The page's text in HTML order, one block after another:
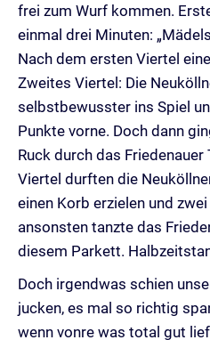
frei zum Wurf kommen.
einmal drei Minuten:
Nach dem ersten Viertel
Zweites Viertel: Die
selbstbewusster ins Spiel
Punkte vorne. Doch dann
Ruck durch das
Viertel durften die
einen Korb erzielen und
ansonsten tanzte das
diesem Parkett.
Doch irgendwas schien
jucken, es mal so richtig
wenn vonre was total gut